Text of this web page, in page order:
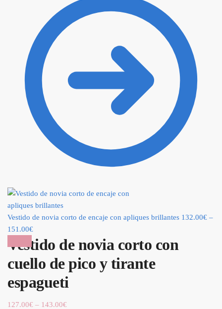
Vestido de novia corto de encaje con apliques brillantes 132.00€ –
151.00€
Vestido de novia corto con
cuello de pico y tirante
espagueti
127.00€ – 143.00€